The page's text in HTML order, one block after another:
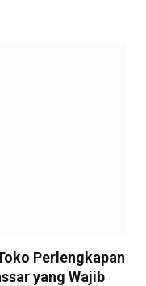
Perlengkapan
yang Wajib